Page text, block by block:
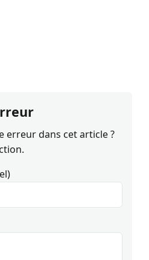
erreur dans cet article ?